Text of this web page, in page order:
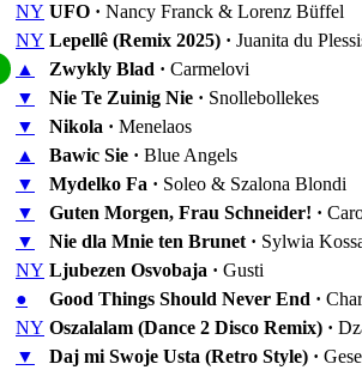
NY UFO · Nancy Franck & Lorenz Büffel
NY Lepellê (Remix 2025) · Juanita du
▲ Zwykly Blad · Carmelovi
▼ Nie Te Zuinig Nie · Snollebollekes
▼ Nikola · Menelaos
▲ Bawic Sie · Blue Angels
▼ Mydelko Fa · Soleo & Szalona Blondi
▼ Guten Morgen, Frau Schneider! ·
▼ Nie dla Mnie ten Brunet · Sylwia
NY Ljubezen Osvobaja · Gusti
● Good Things Should Never End ·
NY Oszalalam (Dance 2 Disco Remix) ·
▼ Daj mi Swoje Usta (Retro Style) ·